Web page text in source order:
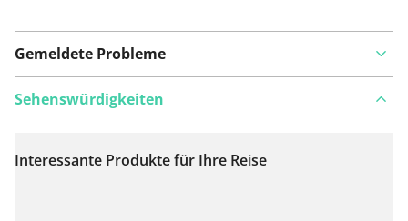
Gemeldete Probleme
Auf Karte anzeigen
Sehenswürdigkeiten
Interessante Produkte für Ihre Reise